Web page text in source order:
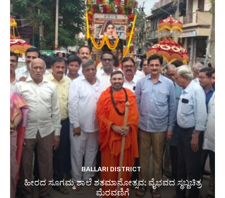
BALLARI DISTRICT
ಹೀರದ ಸೂಗಮ್ಮ ಶಾಲೆ ಶತಮಾನೋತ್ಸವ: ವೈಭವದ ಸ್ಥಬ್ದಚಿತ್ರ
ಮೆರವಣಿಗೆ